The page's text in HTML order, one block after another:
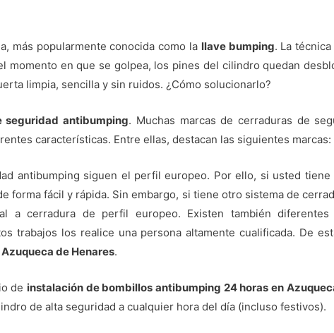
más popularmente conocida como la llave bumping. La
momento en que se golpea, los pines del cilindro quedan
limpia, sencilla y sin ruidos. ¿Cómo solucionarlo?
seguridad antibumping. Muchas marcas de cerraduras de
características. Entre ellas, destacan las siguientes marcas:
antibumping siguen el perfil europeo. Por ello, si usted
forma fácil y rápida. Sin embargo, si tiene otro sistema de
a cerradura de perfil europeo. Existen también
trabajos los realice una persona altamente cualificada. De
de Henares.
de instalación de bombillos antibumping 24 horas en
de alta seguridad a cualquier hora del día (incluso festivos).